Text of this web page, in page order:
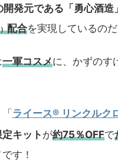
発元である「勇心酒造」
配合を実現しているの
一軍コスメに、かずのす
ライース® リンクルク
定キットが約75％OFFで
す！